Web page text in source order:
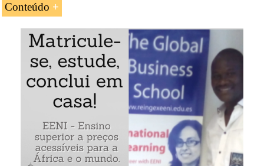
Conteúdo
Introdução aoCorredorde Lobito
Porto de Lobito (Angola)
Rodovia de ferro de Benguela
Refinaria de petróleo de Lobito
Estado atual do Corredor de transporte de Lobito
Exemplo: Corredor de transporte de Lobito